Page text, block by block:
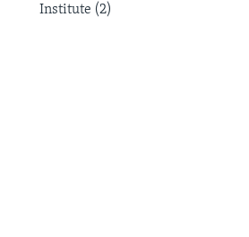
Institute (2)